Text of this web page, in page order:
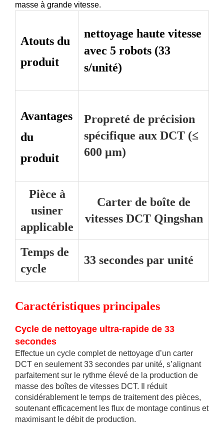
masse à grande vitesse.
Atouts du
produit
nettoyage haute vitesse
avec 5 robots (33
s/unité)
Avantages
du
produit
Propreté de précision
spécifique aux DCT (≤
600 μm)
Pièce à
usiner
applicable
Carter de boîte de
vitesses DCT Qingshan
Temps de
cycle
33 secondes par unité
Caractéristiques principales
Cycle de nettoyage ultra-rapide de 33
secondes
Effectue un cycle complet de nettoyage d’un carter
DCT en seulement 33 secondes par unité, s’alignant
parfaitement sur le rythme élevé de la production de
masse des boîtes de vitesses DCT. Il réduit
considérablement le temps de traitement des pièces,
soutenant efficacement les flux de montage continus et
maximisant le débit de production.